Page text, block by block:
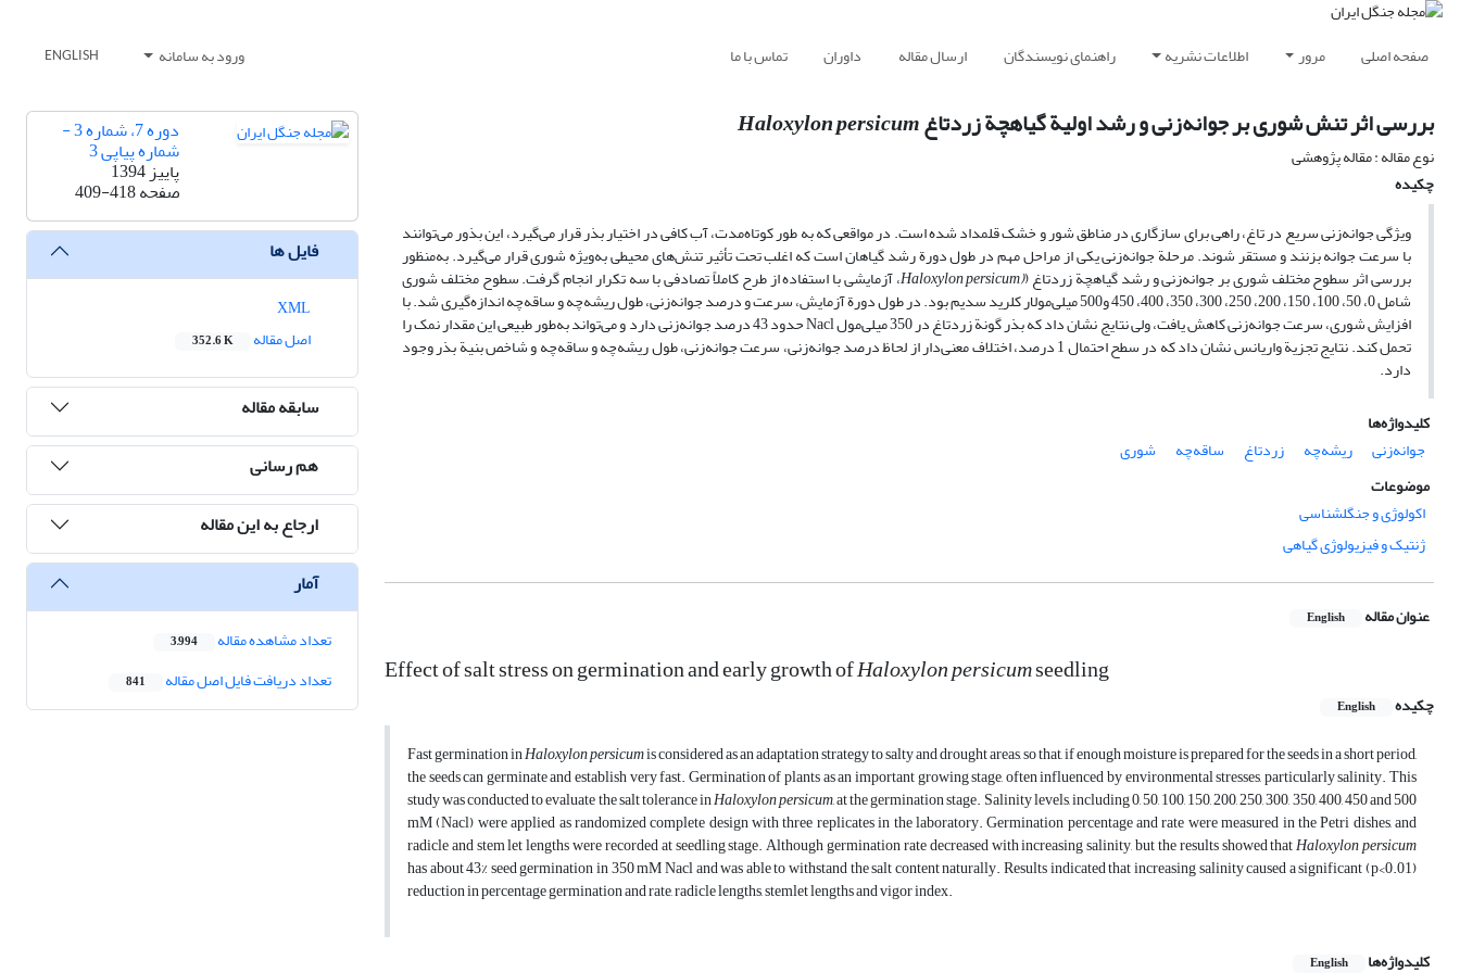
صفحه اصلی مرور اطلاعات نشریه راهنمای نویسندگان ارسال مقاله داوران تماس با ما ورود به سامانه ENGLISH
بررسی اثر تنش شوری بر جوانه‌زنی و رشد اولیة گیاهچة زردتاغHaloxylon persicum
نوع مقاله : مقاله پژوهشی
چکیده
ویژگی جوانه‌زنی سریع در تاغ، راهی برای سازگاری در مناطق شور و خشک قلمداد شده است. در مواقعی که به طور کوتاه‌مدت، آب کافی در اختیار بذر قرار می‌‌گیرد، این بذور می‌‌توانند
با سرعت جوانه بزنند و مستقر شوند. مرحلة جوانه‌زنی یکی از مراحل مهم در طول دورة رشد گیاهان است که اغلب تحت تأثیر تنش‌های محیطی به‌ویژه شوری قرار می‌گیرد. به‌منظور
بررسی اثر سطوح مختلف شوری بر جوانه‌زنی و رشد گیاهچة زردتاغ ((Haloxylon persicum ، آزمایشی با استفاده از طرح کاملاً تصادفی با سه تکرار انجام گرفت. سطوح مختلف شوری
شامل 0، 50، 100، 150، 200، 250، 300، 350، 400، 450 و500 میلی‌مولار کلرید سدیم بود. در طول دورة آزمایش، سرعت و درصد جوانه‌زنی، طول ریشه‌چه و ساقه‌چه اندازه‌گیری شد. با
افزایش شوری، سرعت جوانه‌زنی کاهش یافت، ولی نتایج نشان داد که بذر گونة زردتاغ در 350 میلی‌مول Nacl حدود 43 درصد جوانه‌زنی دارد و می‌‌تواند به‌طور طبیعی این مقدار نمک را
تحمل کند. نتایج تجزیة واریانس نشان داد که در سطح احتمال 1 درصد، اختلاف معنی‌دار از لحاظ درصد جوانه‌زنی، سرعت جوانه‌زنی، طول ریشه‌چه و ساقه‌چه و شاخص بنیة بذر وجود
دارد.
کلیدواژه‌ها
جوانه‌زنی
ریشه‌چه زردتاغ ساقه‌چه
شوری
موضوعات
اکولوژی و جنگلشناسی
ژنتیک و فیزیولوژی گیاهی
عنوان مقاله English
Effect of salt stress on germination and early growth ofHaloxylon persicumseedling
چکیده English
Fast germination inHaloxylon persicumis considered as an adaptation strategy to salty and drought areas, so that, if enough moisture is prepared for the seeds in a short period,
the seeds can germinate and establish very fast. Germination of plants as an important growing stage, often influenced by environmental stresses, particularly salinity. This
study was conducted to evaluate the salt tolerance inHaloxylon persicum, at the germination stage. Salinity levels, including 0, 50, 100, 150, 200, 250, 300, 350, 400, 450 and 500
mM (Nacl) were applied as randomized complete design with three replicates in the laboratory. Germination percentage and rate were measured in the Petri dishes, and
radicle and stem let lengths were recorded at seedling stage. Although germination rate decreased with increasing salinity, but the results showed thatHaloxylon persicum
has about 43% seed germination in 350 mM Nacl and was able to withstand the salt content naturally. Results indicated that increasing salinity caused a significant (p<0.01)
reduction in percentage germination and rate, radicle lengths, stemlet lengths and vigor index.
کلیدواژه‌ها English
دوره 7، شماره 3 -
شماره پیاپی 3
پاییز 1394
صفحه409-418
فایل ها
اصل مقاله
352.6 K
سابقه مقاله
هم رسانی
ارجاع به این مقاله
آمار
تعداد مشاهده مقاله 3,994
تعداد دریافت فایل اصل مقاله 841